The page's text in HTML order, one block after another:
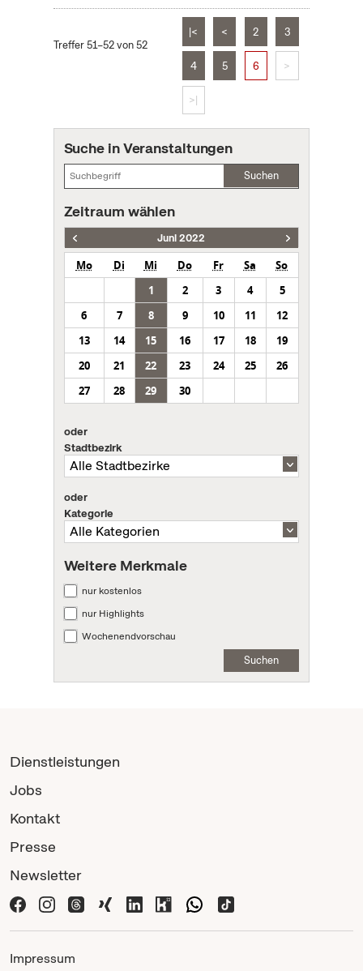
Treffer 51–52 von 52
|< < 2 3
4 5 6 >
>|
Suche in Veranstaltungen
Suchen
Zeitraum wählen
Juni 2022
Mo Di Mi Do Fr Sa
So
1
2 3 4
5
6
7 8 9 10 11
12
13
14 15 16 17 18
19
20
21 22 23 24 25
26
27
28 29 30
oder
Stadtbezirk
oder
Kategorie
Weitere Merkmale
nur kostenlos
nur Highlights
Wochenendvorschau
Suchen
Dienstleistungen
Jobs
Kontakt
Presse
Newsletter
Impressum